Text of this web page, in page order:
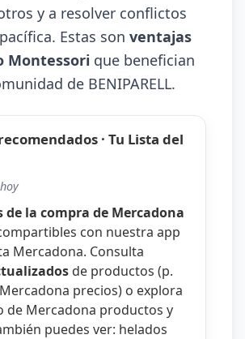
y a resolver conflictos
Estas son ventajas
Montessori que benefician
de BENIPARELL.
· Tu Lista del
de la compra de Mercadona
con nuestra app
Mercadona. Consulta
de productos (p.
precios) o explora
de Mercadona productos y
puedes ver: helados